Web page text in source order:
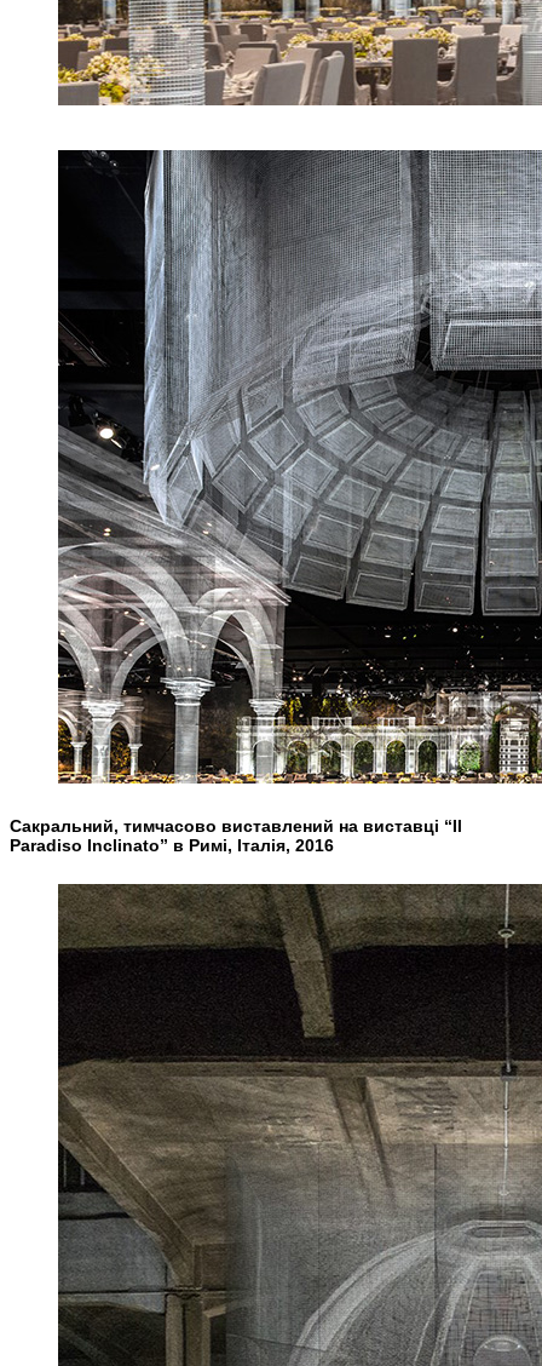
Сакральний, тимчасово виставлений на виставці “Il
Paradiso Inclinato” в Римі, Італія, 2016